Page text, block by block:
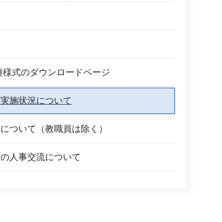
式のダウンロードページ
施状況について
ついて（教職員は除く）
人事交流について